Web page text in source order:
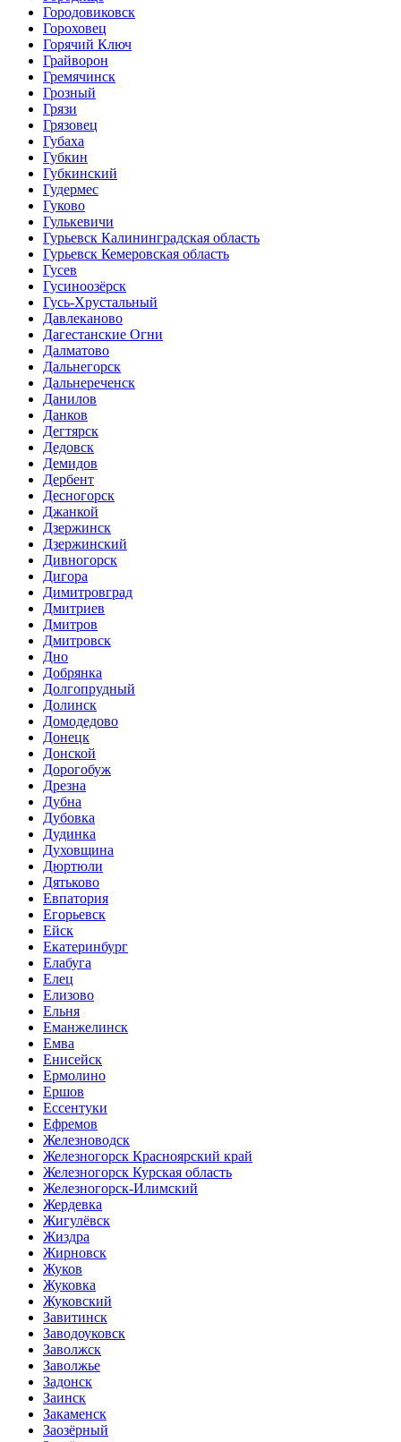
Городовиковск
Гороховец
Горячий Ключ
Грайворон
Гремячинск
Грозный
Грязи
Грязовец
Губаха
Губкин
Губкинский
Гудермес
Гуково
Гулькевичи
Гурьевск Калининградская область
Гурьевск Кемеровская область
Гусев
Гусиноозёрск
Гусь-Хрустальный
Давлеканово
Дагестанские Огни
Далматово
Дальнегорск
Дальнереченск
Данилов
Данков
Дегтярск
Дедовск
Демидов
Дербент
Десногорск
Джанкой
Дзержинск
Дзержинский
Дивногорск
Дигора
Димитровград
Дмитриев
Дмитров
Дмитровск
Дно
Добрянка
Долгопрудный
Долинск
Домодедово
Донецк
Донской
Дорогобуж
Дрезна
Дубна
Дубовка
Дудинка
Духовщина
Дюртюли
Дятьково
Евпатория
Егорьевск
Ейск
Екатеринбург
Елабуга
Елец
Елизово
Ельня
Еманжелинск
Емва
Енисейск
Ермолино
Ершов
Ессентуки
Ефремов
Железноводск
Железногорск Красноярский край
Железногорск Курская область
Железногорск-Илимский
Жердевка
Жигулёвск
Жиздра
Жирновск
Жуков
Жуковка
Жуковский
Завитинск
Заводоуковск
Заволжск
Заволжье
Задонск
Заинск
Закаменск
Заозёрный